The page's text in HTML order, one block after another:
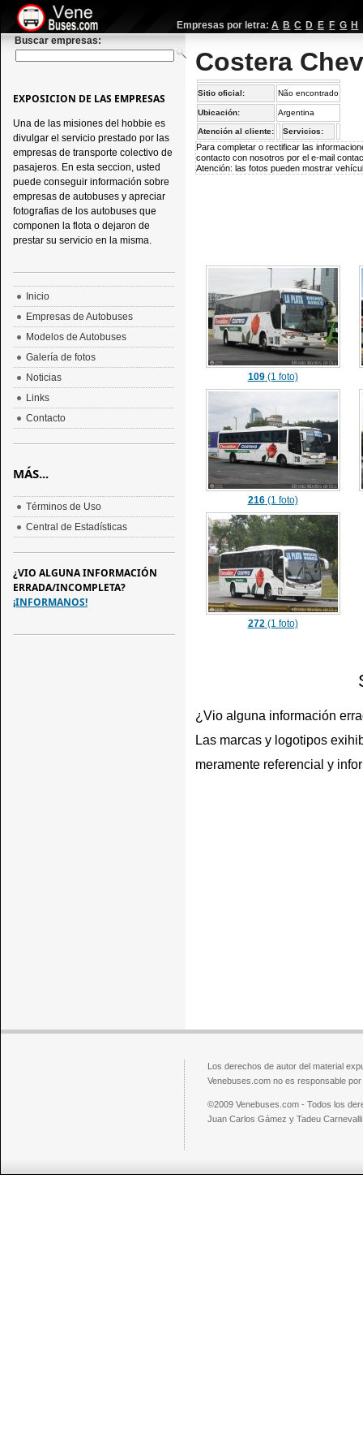
Empresas por letra: A B C D E F G H
Buscar empresas:
Costera
Sitio oficial: Não encontrado
Ubicación: Argentina
Atención al cliente: Servicios:
Para completar o rectificar las
contacto con nosotros por el e-mail
Atención: las fotos pueden mostrar
109(1 foto)
216(1 foto)
272(1 foto)
¿Vio alguna información
Las marcas y logotipos
meramente referencial y
EXPOSICION DE LAS EMPRESAS
Una de las misiones del hobbie es
divulgar el servicio prestado por las
empresas de transporte colectivo de
pasajeros. En esta seccion, usted
puede conseguir información sobre
empresas de autobuses y apreciar
fotografias de los autobuses que
componen la flota o dejaron de
prestar su servicio en la misma.
Inicio
Empresas de Autobuses
Modelos de Autobuses
Galería de fotos
Noticias
Links
Contacto
MÁS...
Términos de Uso
Central de Estadísticas
¿VIO ALGUNA INFORMACIÓN
ERRADA/INCOMPLETA?
¡INFORMANOS!
Los derechos de autor del material
Venebuses.com no es responsable
©2009 Venebuses.com - Todos los
Juan Carlos Gámez y Tadeu Carnevalli